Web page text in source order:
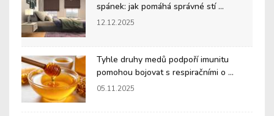
spánek: jak pomáhá správné stí ...
12.12.2025
Tyhle druhy medů podpoří imunitu
pomohou bojovat s respiračními o ...
05.11.2025